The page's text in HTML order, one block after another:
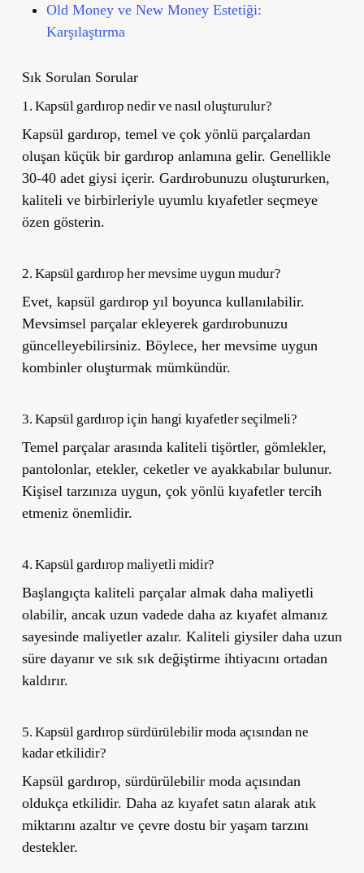
Old Money ve New Money Estetiği:
Karşılaştırma
Sık Sorulan Sorular
1. Kapsül gardırop nedir ve nasıl oluşturulur?
Kapsül gardırop, temel ve çok yönlü parçalardan
oluşan küçük bir gardırop anlamına gelir. Genellikle
30-40 adet giysi içerir. Gardırobunuzu oluştururken,
kaliteli ve birbirleriyle uyumlu kıyafetler seçmeye
özen gösterin.
2. Kapsül gardırop her mevsime uygun mudur?
Evet, kapsül gardırop yıl boyunca kullanılabilir.
Mevsimsel parçalar ekleyerek gardırobunuzu
güncelleyebilirsiniz. Böylece, her mevsime uygun
kombinler oluşturmak mümkündür.
3. Kapsül gardırop için hangi kıyafetler seçilmeli?
Temel parçalar arasında kaliteli tişörtler, gömlekler,
pantolonlar, etekler, ceketler ve ayakkabılar bulunur.
Kişisel tarzınıza uygun, çok yönlü kıyafetler tercih
etmeniz önemlidir.
4. Kapsül gardırop maliyetli midir?
Başlangıçta kaliteli parçalar almak daha maliyetli
olabilir, ancak uzun vadede daha az kıyafet almanız
sayesinde maliyetler azalır. Kaliteli giysiler daha uzun
süre dayanır ve sık sık değiştirme ihtiyacını ortadan
kaldırır.
5. Kapsül gardırop sürdürülebilir moda açısından ne
kadar etkilidir?
Kapsül gardırop, sürdürülebilir moda açısından
oldukça etkilidir. Daha az kıyafet satın alarak atık
miktarını azaltır ve çevre dostu bir yaşam tarzını
destekler.